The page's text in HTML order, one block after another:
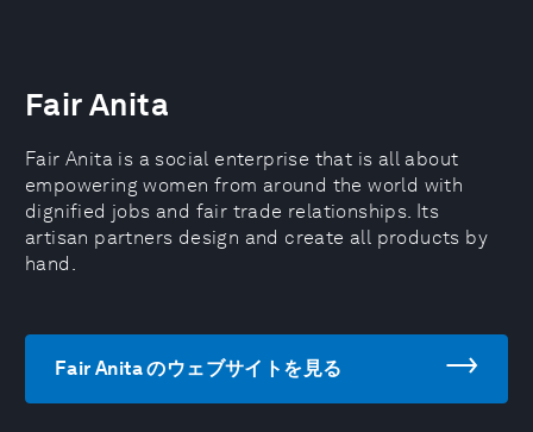
Fair Anita
Fair Anita is a social enterprise that is all about
empowering women from around the world with
dignified jobs and fair trade relationships. Its
artisan partners design and create all products by
hand.
Fair Anita のウェブサイトを見る